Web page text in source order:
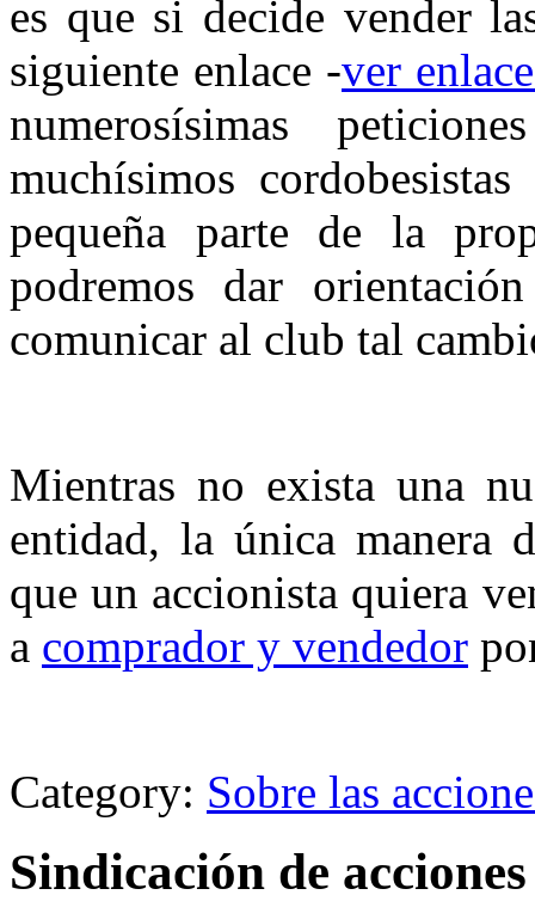
es que si decide vender
siguiente enlace -ver
numerosísimas
muchísimos
pequeña parte de la
podremos dar
comunicar al club tal
Mientras no exista una
entidad, la única manera
que un accionista quiera
a comprador y vendedor
Category: Sobre las
Sindicación de acciones